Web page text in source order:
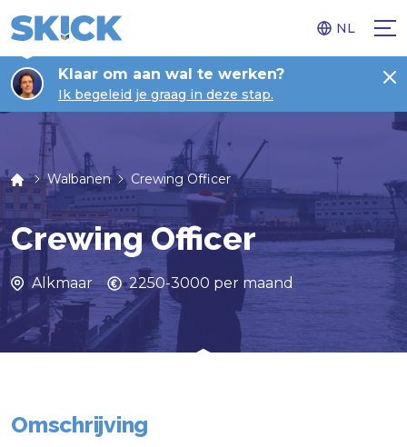
NL
Klaar om aan wal te werken?
Ik begeleid je graag in deze stap.
Walbanen Crewing Officer
Crewing Officer
Alkmaar 2250-3000 per maand
Omschrijving